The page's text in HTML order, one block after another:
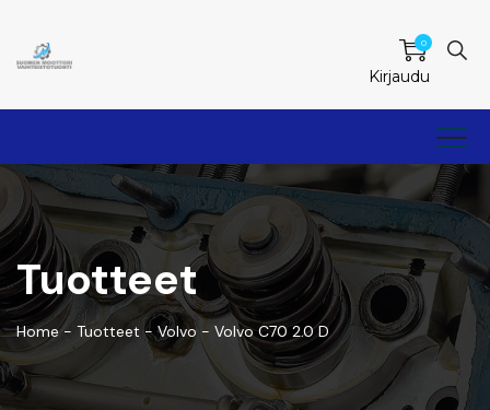
0
Kirjaudu
Tuotteet
Home- Tuotteet -Volvo - Volvo C70 2.0 D